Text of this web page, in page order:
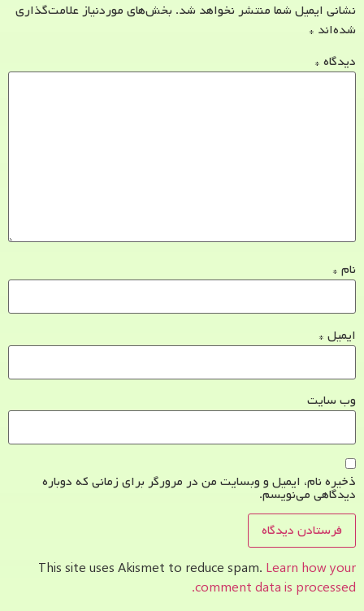
نشانی ایمیل شما منتشر نخواهد شد. بخش‌های موردنیاز علامت‌گذاری
شده‌اند *
دیدگاه *
نام *
ایمیل *
وب‌ سایت
ذخیره نام، ایمیل و وبسایت من در مرورگر برای زمانی که دوباره
دیدگاهی می‌نویسم.
This site uses Akismet to reduce spam. Learn how your
comment data is processed.